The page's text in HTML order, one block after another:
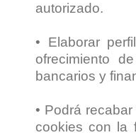
autorizado.
• Elaborar
ofrecimiento
bancarios y
• Podrá
cookies con la